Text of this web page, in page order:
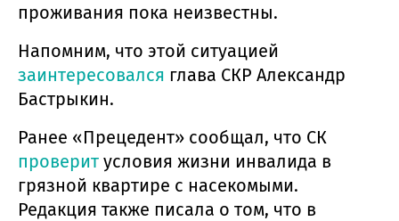
проживания пока неизвестны.
Напомним, что этой ситуацией
заинтересовался глава СКР Александр
Бастрыкин.
Ранее «Прецедент» сообщал, что СК
проверит условия жизни инвалида в
грязной квартире с насекомыми.
Редакция также писала о том, что в